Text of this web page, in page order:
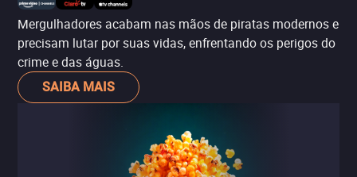
Mergulhadores acabam nas mãos de piratas modernos e
precisam lutar por suas vidas, enfrentando os perigos do
crime e das águas.
SAIBA MAIS